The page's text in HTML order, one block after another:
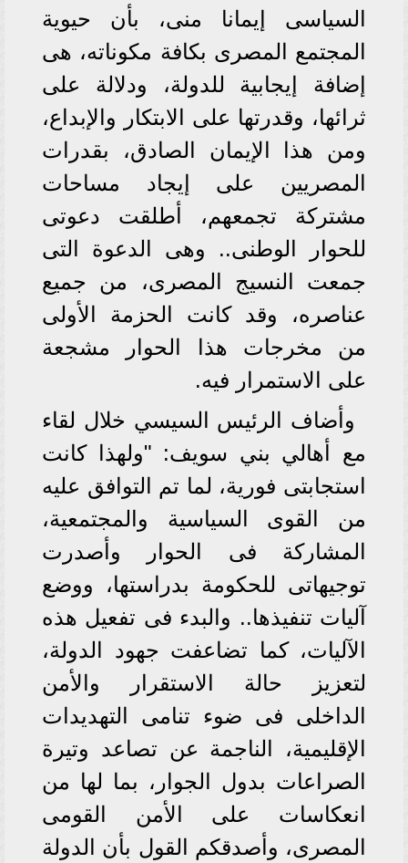
السياسى إيمانا منى، بأن حيوية
المجتمع المصرى بكافة مكوناته، هى
إضافة إيجابية للدولة، ودلالة على
ثرائها، وقدرتها على الابتكار والإبداع،
ومن هذا الإيمان الصادق، بقدرات
المصريين على إيجاد مساحات
مشتركة تجمعهم، أطلقت دعوتى
للحوار الوطنى.. وهى الدعوة التى
جمعت النسيج المصرى، من جميع
عناصره، وقد كانت الحزمة الأولى
من مخرجات هذا الحوار مشجعة
على الاستمرار فيه.
وأضاف الرئيس السيسي خلال لقاء
مع أهالي بني سويف: "ولهذا كانت
استجابتى فورية، لما تم التوافق عليه
من القوى السياسية والمجتمعية،
المشاركة فى الحوار وأصدرت
توجيهاتى للحكومة بدراستها، ووضع
آليات تنفيذها.. والبدء فى تفعيل هذه
الآليات، كما تضاعفت جهود الدولة،
لتعزيز حالة الاستقرار والأمن
الداخلى فى ضوء تنامى التهديدات
الإقليمية، الناجمة عن تصاعد وتيرة
الصراعات بدول الجوار، بما لها من
انعكاسات على الأمن القومى
المصرى، وأصدقكم القول بأن الدولة